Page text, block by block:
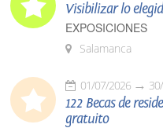
Visibilizar lo
EXPOSICIONES
Salamanca
01/07/2026
122 Becas de
gratuito